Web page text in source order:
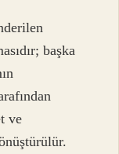
başka
ve